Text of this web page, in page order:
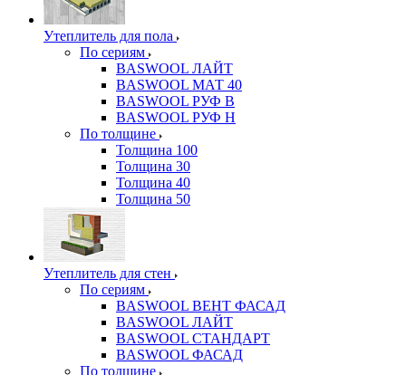
Утеплитель для пола
По сериям
BASWOOL ЛАЙТ
BASWOOL МАТ 40
BASWOOL РУФ В
BASWOOL РУФ Н
По толщине
Толщина 100
Толщина 30
Толщина 40
Толщина 50
Утеплитель для стен
По сериям
BASWOOL ВЕНТ ФАСАД
BASWOOL ЛАЙТ
BASWOOL СТАНДАРТ
BASWOOL ФАСАД
По толщине